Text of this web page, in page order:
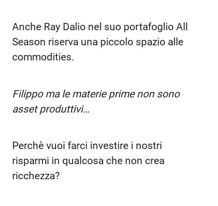
Anche Ray Dalio nel suo portafoglio All
Season riserva una piccolo spazio alle
commodities.
Filippo ma le materie prime non sono
asset produttivi…
Perchè vuoi farci investire i nostri
risparmi in qualcosa che non crea
ricchezza?